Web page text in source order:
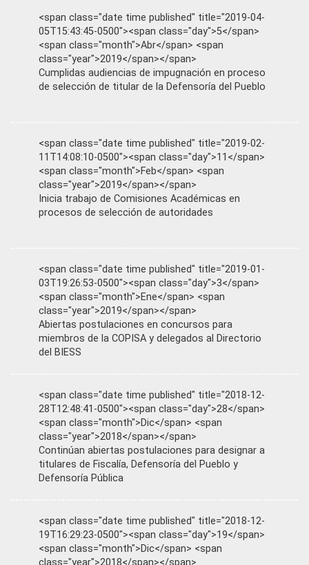
<span class="date time published" title="2019-04-
05T15:43:45-0500"><span class="day">5</span>
<span class="month">Abr</span> <span
class="year">2019</span></span>
Cumplidas audiencias de impugnación en proceso
de selección de titular de la Defensoría del Pueblo
<span class="date time published" title="2019-02-
11T14:08:10-0500"><span class="day">11</span>
<span class="month">Feb</span> <span
class="year">2019</span></span>
Inicia trabajo de Comisiones Académicas en
procesos de selección de autoridades
<span class="date time published" title="2019-01-
03T19:26:53-0500"><span class="day">3</span>
<span class="month">Ene</span> <span
class="year">2019</span></span>
Abiertas postulaciones en concursos para
miembros de la COPISA y delegados al Directorio
del BIESS
<span class="date time published" title="2018-12-
28T12:48:41-0500"><span class="day">28</span>
<span class="month">Dic</span> <span
class="year">2018</span></span>
Continúan abiertas postulaciones para designar a
titulares de Fiscalía, Defensoría del Pueblo y
Defensoría Pública
<span class="date time published" title="2018-12-
19T16:29:23-0500"><span class="day">19</span>
<span class="month">Dic</span> <span
class="year">2018</span></span>